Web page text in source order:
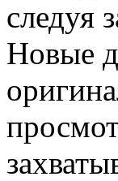
следуя
Новые